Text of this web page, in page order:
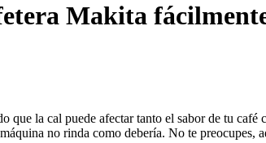
Makita
que la cal puede afectar tanto el sabor de tu
no rinda como debería. No te